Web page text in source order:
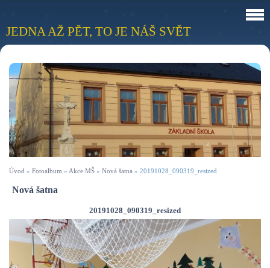
JEDNA AŽ PĚT, TO JE NÁŠ SVĚT
Úvod » Fotoalbum » Akce MŠ » Nová šatna » 20191028_090319_resized
Nová šatna
20191028_090319_resized